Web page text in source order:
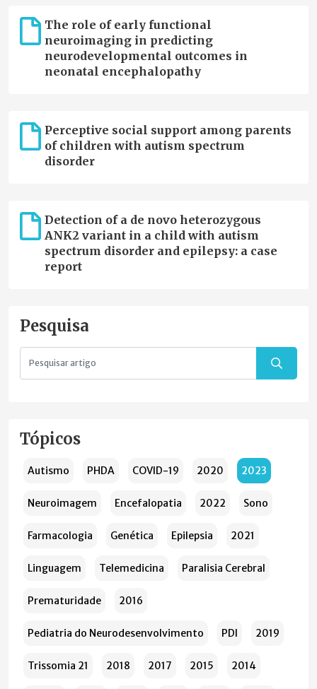
The role of early functional
neuroimaging in predicting
neurodevelopmental outcomes in
neonatal encephalopathy
Perceptive social support among parents
of children with autism spectrum
disorder
Detection of a de novo heterozygous
ANK2 variant in a child with autism
spectrum disorder and epilepsy: a case
report
Pesquisa
Tópicos
Autismo PHDA COVID-19 2020 2023
Neuroimagem Encefalopatia 2022 Sono
Farmacologia Genética Epilepsia 2021
Linguagem Telemedicina Paralisia Cerebral
Prematuridade 2016
Pediatria do Neurodesenvolvimento PDI 2019
Trissomia 21 2018 2017 2015 2014